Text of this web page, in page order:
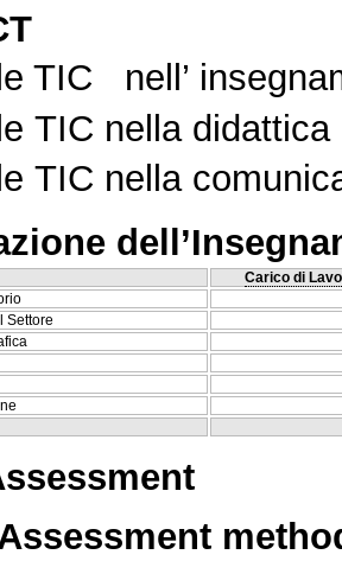
TIC nell’
TIC nella
TIC nella
Carico di
Settore